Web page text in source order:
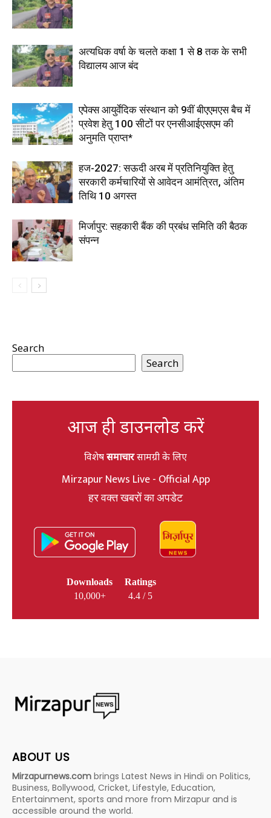
अत्यधिक वर्षा के चलते कक्षा 1 से 8 तक के सभी
विद्यालय आज बंद
एपेक्स आयुर्वेदिक संस्थान को 9वीं बीएएमएस बैच में
प्रवेश हेतु 100 सीटों पर एनसीआईएसएम की
अनुमति प्राप्त*
हज-2027: सऊदी अरब में प्रतिनियुक्ति हेतु
सरकारी कर्मचारियों से आवेदन आमंत्रित, अंतिम
तिथि 10 अगस्त
मिर्जापुर: सहकारी बैंक की प्रबंध समिति की बैठक
संपन्न
Search
Search
आज ही डाउनलोड करें
विशेषसमाचारसामग्री के लिए
Mirzapur News Live - Official App
हर वक्त खबरों का अपडेट
Downloads
10,000+
Ratings
4.4 / 5
ABOUT US
Mirzapurnews.com brings Latest News in Hindi on Politics,
Business, Bollywood, Cricket, Lifestyle, Education,
Entertainment, sports and more from Mirzapur and is
accessible around the world.